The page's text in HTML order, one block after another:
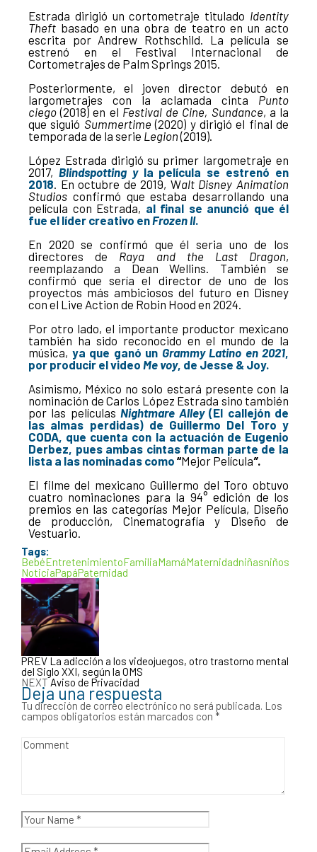
Estrada dirigió un cortometraje titulado Identity
Theft basado en una obra de teatro en un acto
escrita por Andrew Rothschild. La película se
estrenó en el Festival Internacional de
Cortometrajes de Palm Springs 2015.
Posteriormente, el joven director debutó en
largometrajes con la aclamada cinta Punto
ciego(2018) en el Festival de Cine, Sundance, a la
que siguió Summertime (2020) y dirigió el final de
temporada de la serie Legion(2019).
López Estrada dirigió su primer largometraje en
2017, Blindspotting y la película se estrenó en
2018. En octubre de 2019, Walt Disney Animation
Studios confirmó que estaba desarrollando una
película con Estrada, al final se anunció que él
fue el líder creativo enFrozen II.
En 2020 se confirmó que él seria uno de los
directores de Raya and the Last Dragon,
reemplazando a Dean Wellins. También se
confirmó que sería el director de uno de los
proyectos más ambiciosos del futuro en Disney
con el Live Action de Robin Hood en 2024.
Por otro lado, el importante productor mexicano
también ha sido reconocido en el mundo de la
música, ya que ganó un Grammy Latino en 2021,
por producir el video Me voy, de Jesse & Joy.
Asimismo, México no solo estará presente con la
nominación de Carlos López Estrada sino también
por las películas Nightmare Alley(El callejón de
las almas perdidas) de Guillermo Del Toro y
CODA, que cuenta con la actuación de Eugenio
Derbez, pues ambas cintas forman parte de la
lista a las nominadas como “Mejor Película”.
El filme del mexicano Guillermo del Toro obtuvo
cuatro nominaciones para la 94° edición de los
premios en las categorías Mejor Película, Diseño
de producción, Cinematografía y Diseño de
Vestuario.
Tags:
BebéEntretenimientoFamiliaMamáMaternidadniñasniños
NoticiaPapáPaternidad
PREV La adicción a los videojuegos, otro trastorno mental
del Siglo XXI, según la OMS
NEXT Aviso de Privacidad
Deja una respuesta
Tu dirección de correo electrónico no será publicada. Los
campos obligatorios están marcados con *